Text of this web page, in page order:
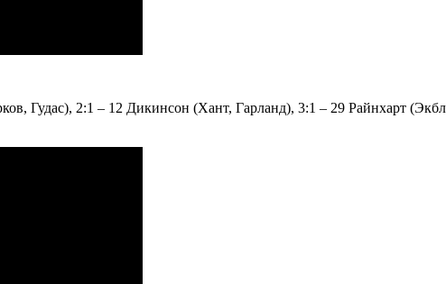
Гудас), 2:1 – 12 Дикинсон (Хант, Гарланд), 3:1 – 29 Райнхарт